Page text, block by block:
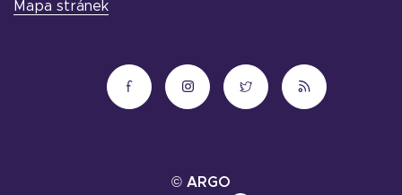
Mapa stránek
© ARGO